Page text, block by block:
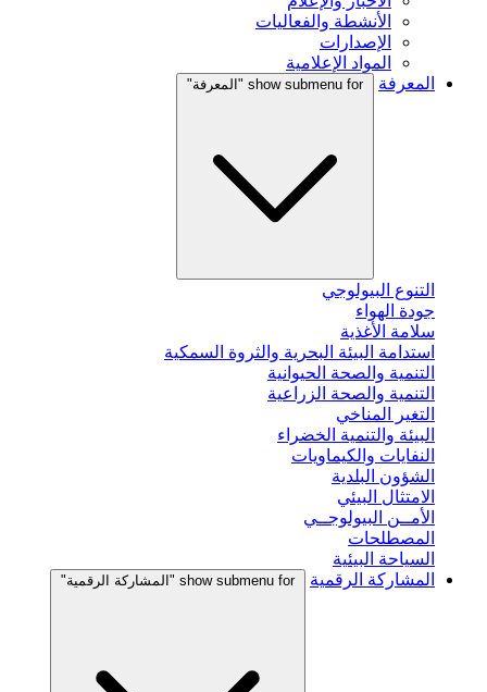
الأنشطة والفعاليات
الإصدارات
المواد الإعلامية
المعرفة
show submenu for "المعرفة"
التنوع البيولوجي
جودة الهواء
سلامة الأغذية
استدامة البيئة البحرية والثروة السمكية
التنمية والصحة الحيوانية
التنمية والصحة الزراعية
التغير المناخي
البيئة والتنمية الخضراء
النفايات والكيماويات
الشؤون البلدية
الامتثال البيئي
الأمــن البيولوجــي
المصطلحات
السياحة البيئية
المشاركة الرقمية
show submenu for "المشاركة الرقمية"